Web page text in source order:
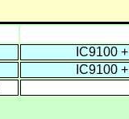
IC9100 +
IC9100 +